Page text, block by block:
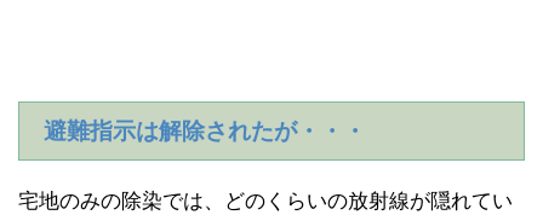
避難指示は解除されたが・・・
宅地のみの除染では、どのくらいの放射線が隠れてい